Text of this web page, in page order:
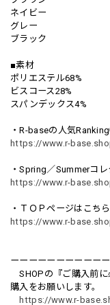
ネイビー
グレー
ブラック
■素材
ポリエステル68%
ビスコース28%
スパンデックス4%
・R-baseの人気
https://www.r-
・Spring／Summerコ
https://www.r-
・ＴＯＰページはこちら
https://www.r-
ーーーーーーーーーー
SHOPの『ご購入前に
購入をお願いします。
https://www.r-